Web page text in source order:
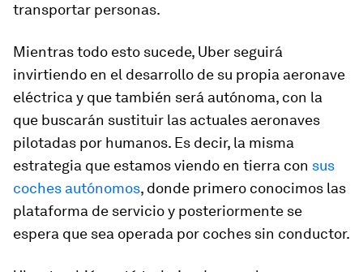
transportar personas.
Mientras todo esto sucede, Uber seguirá
invirtiendo en el desarrollo de su propia aeronave
eléctrica y que también será autónoma, con la
que buscarán sustituir las actuales aeronaves
pilotadas por humanos. Es decir, la misma
estrategia que estamos viendo en tierra con sus
coches autónomos, donde primero conocimos las
plataforma de servicio y posteriormente se
espera que sea operada por coches sin conductor.